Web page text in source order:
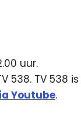
uur.
538. TV 538 is
Youtube.